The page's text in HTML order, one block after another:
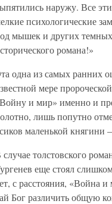
наружу. Все
психологические
мышек и других
романа!»
одна из самых ранних
мере
и мир» именно и
лишь попутно
маленькой княгини
толстовского
еще стоял
с расстояния, «Война
Бог различить общую